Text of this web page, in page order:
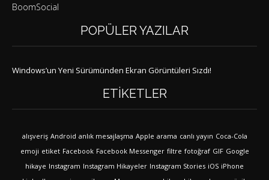
BoomSocial
POPÜLER YAZILAR
Windows’un Yeni Sürümünden Ekran Görüntüleri Sızdı!
ETIKETLER
alışveriş Android anlık mesajlaşma Apple arama canlı yayın Coca-Cola
emoji etiket Facebook Facebook Messenger filtre fotoğraf GIF Google
hikaye Instagram Instagram Hikayeler Instagram Stories iOS iPhone